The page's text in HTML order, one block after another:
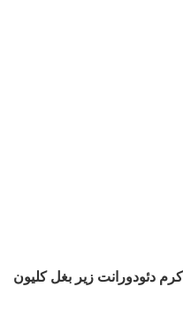
کرم دئودورانت زیر بغل کلیون